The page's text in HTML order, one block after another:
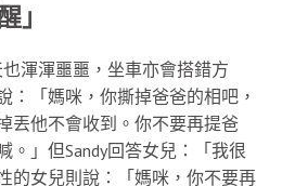
」
渾渾噩噩，坐車亦會搭錯方
：「媽咪，你撕掉爸爸的相吧，
丟他不會收到。你不要再提爸
。」但Sandy回答女兒：「我很
的女兒則說：「媽咪，你不要再